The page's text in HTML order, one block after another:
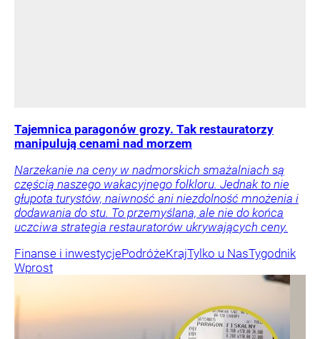
Tajemnica paragonów grozy. Tak restauratorzy
manipulują cenami nad morzem
Narzekanie na ceny w nadmorskich smażalniach są
częścią naszego wakacyjnego folkloru. Jednak to nie
głupota turystów, naiwność ani niezdolność mnożenia i
dodawania do stu. To przemyślana, ale nie do końca
uczciwa strategia restauratorów ukrywających ceny.
Finanse i inwestycjePodróżeKrajTylko u NasTygodnik
Wprost